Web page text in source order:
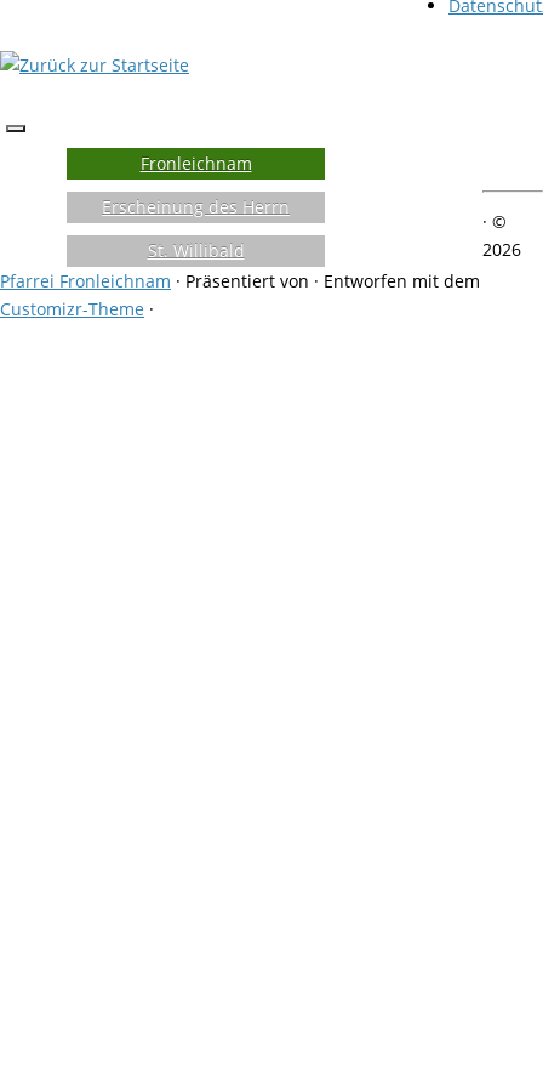
Fronleichnam
Erscheinung des Herrn
St. Willibald
·©
2026
Pfarrei Fronleichnam · Präsentiert von · Entworfen mit dem
Customizr-Theme ·